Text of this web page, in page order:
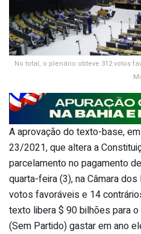
No total, o plenário obteve 312 votos
A aprovação do texto-base,
23/2021, que altera a
parcelamento no pagamento
quarta-feira (3), na Câmara
votos favoráveis e 14
texto libera $ 90 bilhões para
(Sem Partido) gastar em ano